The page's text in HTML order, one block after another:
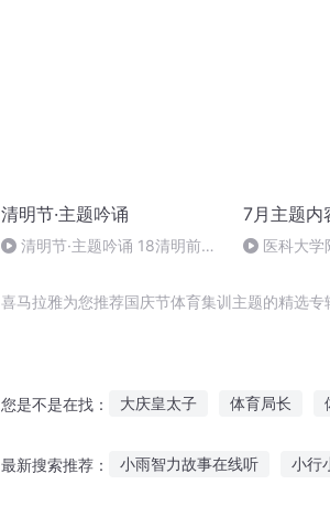
清明节·主题吟诵
清明节·主题吟诵 18清明前一
7月主题内
医科大学
喜马拉雅为您推荐国庆节体育集训主题的精选
您是不是在找： 大庆皇太子 体育局长
最新搜索推荐： 小雨智力故事在线听 小行